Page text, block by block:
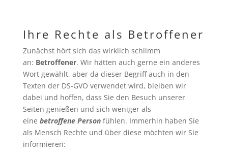
Ihre Rechte als Betroffener
Zunächst hört sich das wirklich schlimm
an: Betroffener. Wir hätten auch gerne ein anderes
Wort gewählt, aber da dieser Begriff auch in den
Texten der DS-GVO verwendet wird, bleiben wir
dabei und hoffen, dass Sie den Besuch unserer
Seiten genießen und sich weniger als
eine betroffene Personfühlen. Immerhin haben Sie
als Mensch Rechte und über diese möchten wir Sie
informieren: